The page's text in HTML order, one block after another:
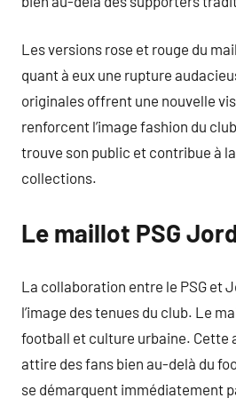
Les versions rose et rouge du
quant à eux une rupture
originales offrent une nouvelle
renforcent l’image fashion du
trouve son public et contribue à
collections.
Le maillot PSG
La collaboration entre le PSG et
l’image des tenues du club. Le
football et culture urbaine. Cette
attire des fans bien au-delà du
se démarquent immédiatement